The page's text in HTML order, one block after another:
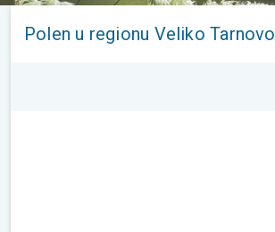
Polen u regionu Veliko Tarnovo